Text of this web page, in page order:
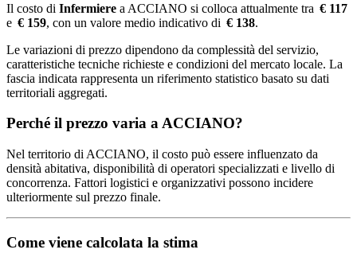
Il costo di Infermiere a ACCIANO si colloca attualmente tra € 117
e € 159, con un valore medio indicativo di € 138.
Le variazioni di prezzo dipendono da complessità del servizio,
caratteristiche tecniche richieste e condizioni del mercato locale. La
fascia indicata rappresenta un riferimento statistico basato su dati
territoriali aggregati.
Perché il prezzo varia a ACCIANO?
Nel territorio di ACCIANO, il costo può essere influenzato da
densità abitativa, disponibilità di operatori specializzati e livello di
concorrenza. Fattori logistici e organizzativi possono incidere
ulteriormente sul prezzo finale.
Come viene calcolata la stima